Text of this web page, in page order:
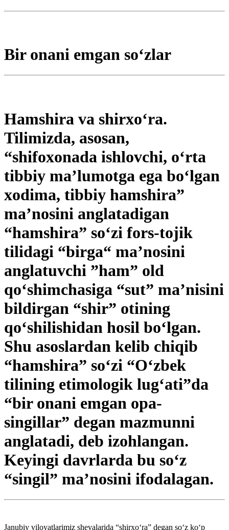
Bir onani emgan so‘zlar
Hamshira va shirxo‘ra.
Tilimizda, asosan,
“shifoxonada ishlovchi, o‘rta
tibbiy ma’lumotga ega bo‘lgan
xodima, tibbiy hamshira”
ma’nosini anglatadigan
“hamshira” so‘zi fors-tojik
tilidagi “birga“ ma’nosini
anglatuvchi ”ham” old
qo‘shimchasiga “sut” ma’nisini
bildirgan “shir” otining
qo‘shilishidan hosil bo‘lgan.
Shu asoslardan kelib chiqib
“hamshira” so‘zi “O‘zbek
tilining etimologik lug‘ati”da
“bir onani emgan opa-
singillar” degan mazmunni
anglatadi, deb izohlangan.
Keyingi davrlarda bu so‘z
“singil” ma’nosini ifodalagan.
Janubiy viloyatlarimiz shevalarida “shirxo‘ra” degan so‘z ko‘p